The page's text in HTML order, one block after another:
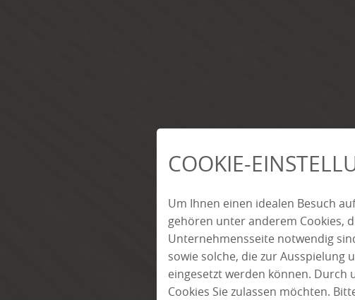
COOKIE-
Um Ihnen einen idealen Besuch
gehören unter anderem Cookies,
Unternehmensseite notwendig
sowie solche, die zur Ausspielung
eingesetzt werden können. Durch
Cookies Sie zulassen möchten.